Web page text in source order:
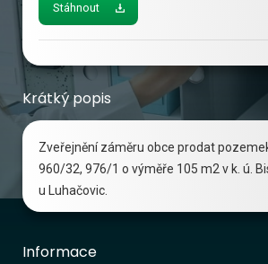
Stáhnout
Krátký popis
Zveřejnění záměru obce prodat
960/32, 976/1 o výměře 105 m2 v k. ú.
u Luhačovic.
Informace